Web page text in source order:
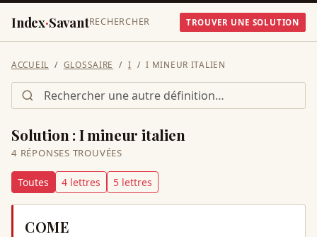
Index·SavantRECHERCHER TROUVER UNE SOLUTION
ACCUEIL GLOSSAIRE I I MINEUR ITALIEN
Solution : I mineur italien
4 RÉPONSES TROUVÉES
Toutes 4 lettres 5 lettres
COME